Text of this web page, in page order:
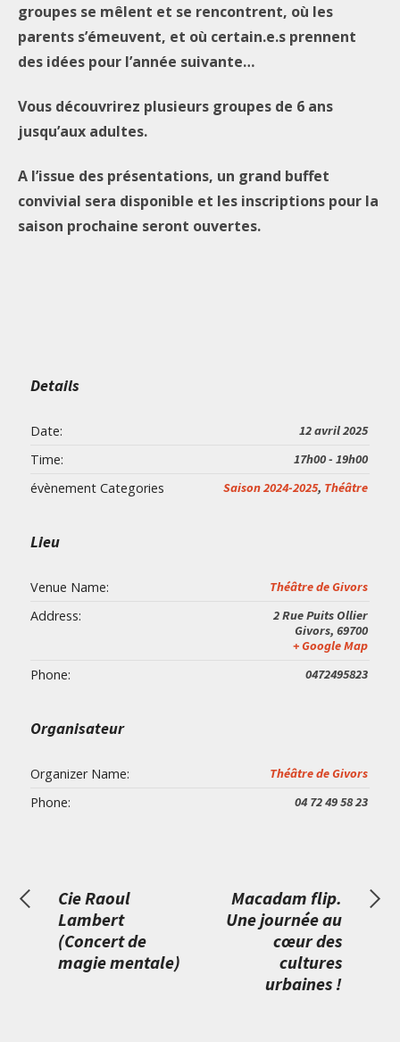
groupes se mêlent et se rencontrent, où les
parents s’émeuvent, et où certain.e.s prennent
des idées pour l’année suivante…
Vous découvrirez plusieurs groupes de 6 ans
jusqu’aux adultes.
A l’issue des présentations, un grand buffet
convivial sera disponible et les inscriptions pour la
saison prochaine seront ouvertes.
Details
Date: 12 avril 2025
Time: 17h00 - 19h00
évènement Categories Saison 2024-2025, Théâtre
Lieu
Venue Name: Théâtre de Givors
Address:
2 Rue Puits Ollier
Givors, 69700
+ Google Map
Phone: 0472495823
Organisateur
Organizer Name: Théâtre de Givors
Phone: 04 72 49 58 23
Cie Raoul
Lambert
(Concert de
magie mentale)
Macadam flip.
Une journée au
cœur des
cultures
urbaines !